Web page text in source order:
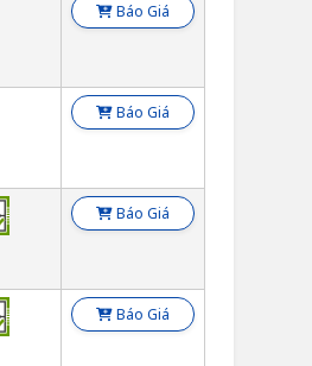
Báo Giá
Báo Giá
Báo Giá
Báo Giá